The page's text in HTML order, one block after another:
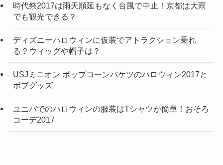
時代祭2017は雨天順延もなく台風で中止！京都は大雨
でも観光できる？
ディズニーハロウィンに仮装でアトラクション乗れ
る？ウィッグや帽子は？
USJミニオン ポップコーンバケツのハロウィン2017と
ボブグッズ
ユニバでのハロウィンの服装はTシャツが簡単！おそろ
コーデ2017